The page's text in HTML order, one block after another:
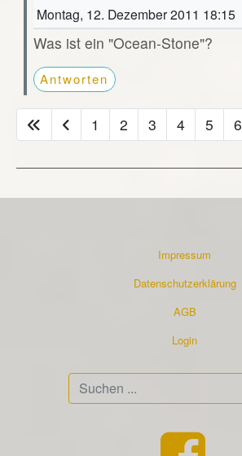
Montag, 12. Dezember 2011 18:15
Was ist ein "Ocean-Stone"?
Antworten
1 2 3 4 5 6
Impressum
Datenschutzerklärung
AGB
Login